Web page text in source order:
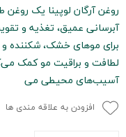
روغن آرگان لوپینا یک
آبرسانی عمیق، تغذیه و
برای موهای خشک، شکننده
لطافت و براقیت مو کمک
آسیب‌های محیطی می
افزودن به علاقه مندی ها